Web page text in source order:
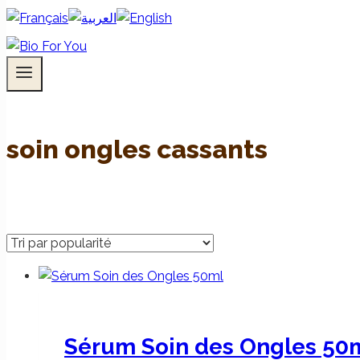
soin ongles cassants
Sérum Soin des Ongles